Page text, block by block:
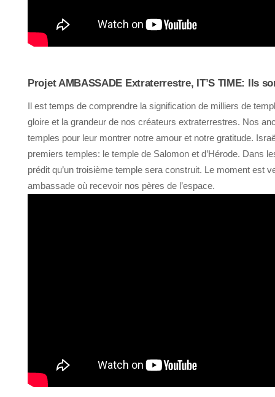
Projet AMBASSADE Extraterrestre, IT’S TIME: Ils
Il est temps de comprendre la signification de milliers de
gloire et la grandeur de nos créateurs extraterrestres. Nos
temples pour leur montrer notre amour et notre gratitude.
premiers temples: le temple de Salomon et d’Hérode. Dans
prédit qu’un troisième temple sera construit. Le moment est
ambassade où recevoir nos pères de l’espace.